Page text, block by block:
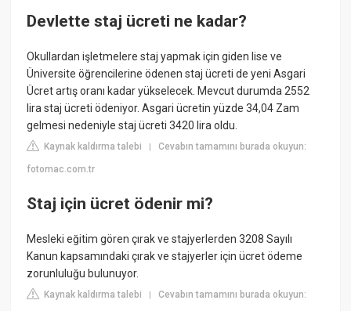
Devlette staj ücreti ne kadar?
Okullardan işletmelere staj yapmak için giden lise ve
Üniversite öğrencilerine ödenen staj ücreti de yeni Asgari
Ücret artış oranı kadar yükselecek. Mevcut durumda 2552
lira staj ücreti ödeniyor. Asgari ücretin yüzde 34,04 Zam
gelmesi nedeniyle staj ücreti 3420 lira oldu.
Kaynak kaldırma talebi |Cevabın tamamını burada okuyun:
fotomac.com.tr
Staj için ücret ödenir mi?
Mesleki eğitim gören çırak ve stajyerlerden 3208 Sayılı
Kanun kapsamındaki çırak ve stajyerler için ücret ödeme
zorunluluğu bulunuyor.
Kaynak kaldırma talebi |Cevabın tamamını burada okuyun: